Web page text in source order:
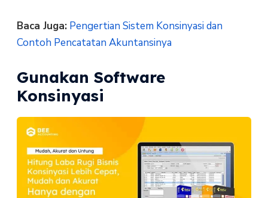
Baca Juga: Pengertian Sistem Konsinyasi dan
Contoh Pencatatan Akuntansinya
Gunakan Software
Konsinyasi